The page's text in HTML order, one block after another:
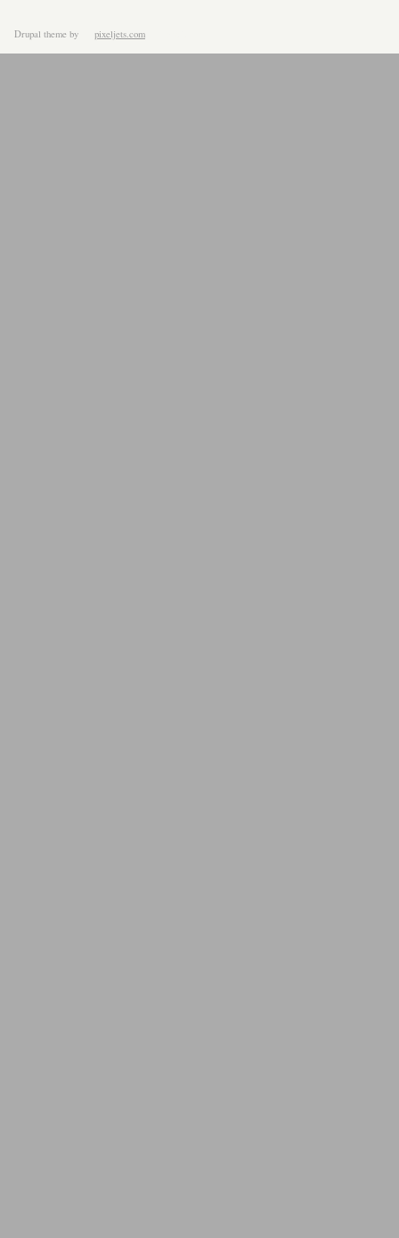
Drupal theme by pixeljets.com